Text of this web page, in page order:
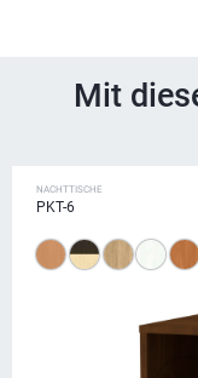
Mit
NACHTTISCHE
PKT-6